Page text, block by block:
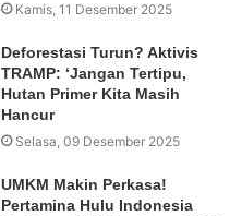
Kamis, 11 Desember 2025
Deforestasi Turun? Aktivis
TRAMP: ‘Jangan Tertipu,
Hutan Primer Kita Masih
Hancur
Selasa, 09 Desember 2025
UMKM Makin Perkasa!
Pertamina Hulu Indonesia